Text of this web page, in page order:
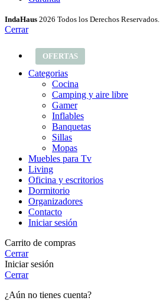
IndaHaus 2026 Todos los Derechos Reservados.
Cerrar
OFERTAS
Categorias
Cocina
Camping y aire libre
Gamer
Inflables
Banquetas
Sillas
Mopas
Muebles para Tv
Living
Oficina y escritorios
Dormitorio
Organizadores
Contacto
Iniciar sesión
Carrito de compras
Cerrar
Iniciar sesión
Cerrar
¿Aún no tienes cuenta?